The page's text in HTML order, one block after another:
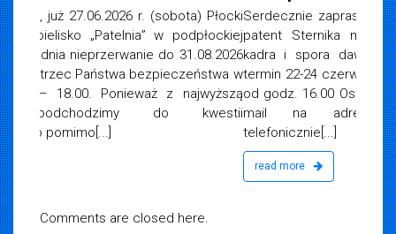
Serdecznie zapraszamy do udziału w szkoleniu na
patent Sternika motorowodnego Wykwalifikowane
kadra i spora dawka wiedzy Zajęcia teoretyczne
termin 22-24 czerwca r. Egzamin 29 czerwca 2026 r.
od godz. 16.00 Osoby zainteresowane prosimy o e-
mail na adres:
biuro@woprplock.pl
lub
telefonicznie[...]
Comments are closed here.